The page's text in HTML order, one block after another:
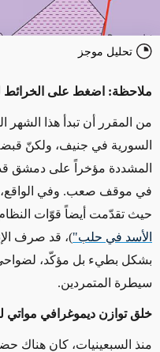
تحليل موجز
ملاحظة: اضغط على الخرائط
من المقرر أن تبدأ هذا الشهر
السورية في جنيف، ولكنّ
المشددة مؤخراً على دمشق
في موقف صعب. وفي الواقع،
حيث تقدّمت أيضاً قوّات
الأسد في حلب")، قد صرف
بشكل بطيء بل مؤكّد،
سيطرة المتمردين.
خلق توازن ديموغرافي مواتي
منذ السبعينيات، كان هناك